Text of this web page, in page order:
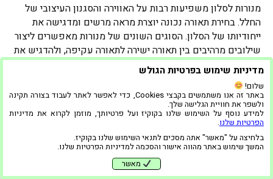
מנורות לסלון משפיעות רבות על האווירה והסגנון העיצובי של
החלל. בחירת תאורה נכונה יוצרת מראה מרשים ומדגישה את
ייחודיותו של הסלון. הסוגים השונים של מנורות מאפשרים ליצור
שילובים מרהיבים בין תאורה ישירה לתאורה עקיפה, ולהדגיש את
החפצים המרכזיים בחלל בצורה חכמה ומעודנת. סגנון קיימים
סגנונות רבים של מנורות לסלון, כל אחד מהם מתאים לאופי…
קרא עוד
מדיניות שימוש בפרטיות הגולש
שלום!
באתר זה אנו משתמשים בקבצי Cookies, כדי לאפשר לאתר לעבוד בצורה תקינה
ולשפר את חוויית הגלישה שלך.
למידע נוסף על השימוש שלנו בקוקיז ועל פרטיותך, מוזמן לקרוא את מדיניות
הפרטיות שלנו.
בלחיצה על "מאשר" אתה מסכים לתנאי השימוש שלנו בקוקיז.
המשך שימוש באתר מהווה אישור והסכמה למדיניות הפרטיות שלנו.
מאשר